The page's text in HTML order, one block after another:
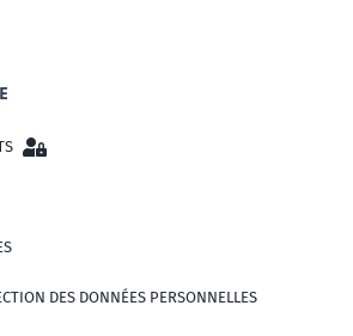
DES DONNÉES PERSONNELLES